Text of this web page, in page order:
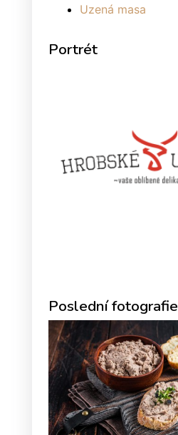
Uzená masa
Portrét
Poslední fotografie